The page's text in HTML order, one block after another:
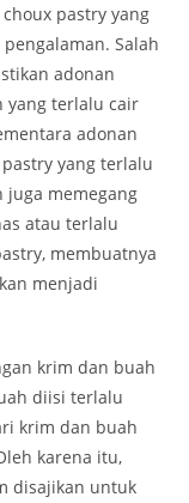
pastry yang
Salah
adonan
yang terlalu cair
adonan
yang terlalu
juga memegang
atau terlalu
membuatnya
menjadi
krim dan buah
diisi terlalu
krim dan buah
karena itu,
disajikan untuk